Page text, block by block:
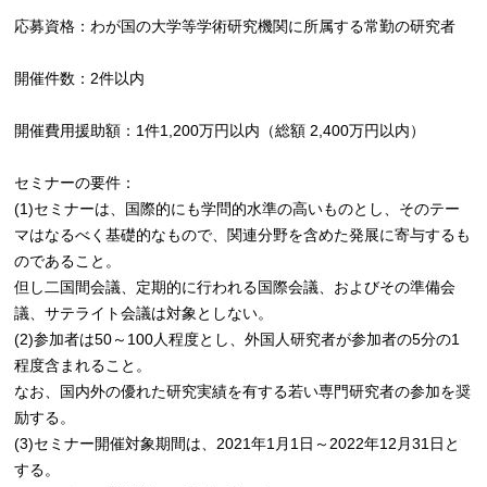
応募資格：わが国の大学等学術研究機関に所属する常勤の研究者
開催件数：2件以内
開催費用援助額：1件1,200万円以内（総額 2,400万円以内）
セミナーの要件：
(1)セミナーは、国際的にも学問的水準の高いものとし、そのテー
マはなるべく基礎的なもので、関連分野を含めた発展に寄与するも
のであること。
但し二国間会議、定期的に行われる国際会議、およびその準備会
議、サテライト会議は対象としない。
(2)参加者は50～100人程度とし、外国人研究者が参加者の5分の1
程度含まれること。
なお、国内外の優れた研究実績を有する若い専門研究者の参加を奨
励する。
(3)セミナー開催対象期間は、2021年1月1日～2022年12月31日と
する。